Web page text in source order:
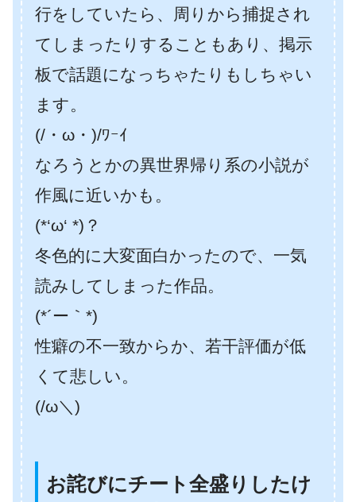
行をしていたら、周りから捕捉され
てしまったりすることもあり、掲示
板で話題になっちゃたりもしちゃい
ます。
(/・ω・)/ﾜｰｲ
なろうとかの異世界帰り系の小説が
作風に近いかも。
(*‘ω‘ *)？
冬色的に大変面白かったので、一気
読みしてしまった作品。
(*´ー｀*)
性癖の不一致からか、若干評価が低
くて悲しい。
(/ω＼)
お詫びにチート全盛りしたけ